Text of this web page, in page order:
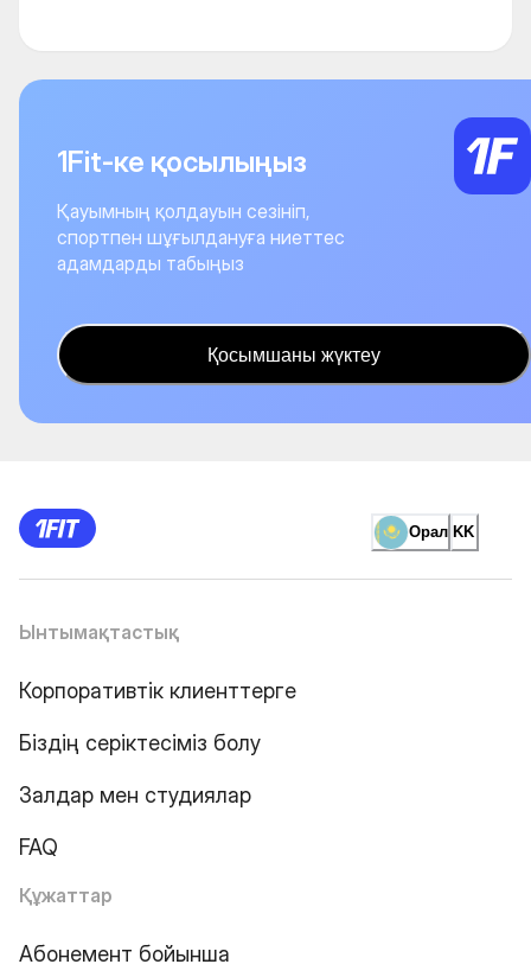
1Fit-ке қосылыңыз
Қауымның қолдауын сезініп,
спортпен шұғылдануға ниеттес
адамдарды табыңыз
Қосымшаны жүктеу
Орал KK
Ынтымақтастық
Корпоративтік клиенттерге
Біздің серіктесіміз болу
Залдар мен студиялар
FAQ
Құжаттар
Абонемент бойынша